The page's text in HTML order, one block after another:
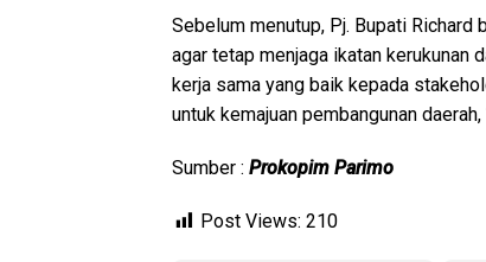
Sebelum menutup, Pj. Bupati
agar tetap menjaga ikatan kerukunan
kerja sama yang baik kepada
untuk kemajuan pembangunan daerah,
Sumber : Prokopim Parimo
Post Views: 210